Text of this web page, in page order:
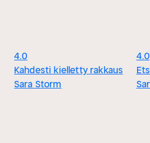
4.0
Kahdesti kielletty rakkaus
Sara Storm
4.0